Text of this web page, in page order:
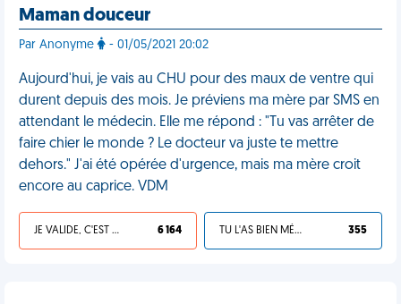
Maman douceur
Par Anonyme - 01/05/2021 20:02
Aujourd'hui, je vais au CHU pour des maux de ventre qui
durent depuis des mois. Je préviens ma mère par SMS en
attendant le médecin. Elle me répond : "Tu vas arrêter de
faire chier le monde ? Le docteur va juste te mettre
dehors." J'ai été opérée d'urgence, mais ma mère croit
encore au caprice. VDM
JE VALIDE, C'EST UNE VDM 6 164 TU L'AS BIEN MÉRITÉ 355